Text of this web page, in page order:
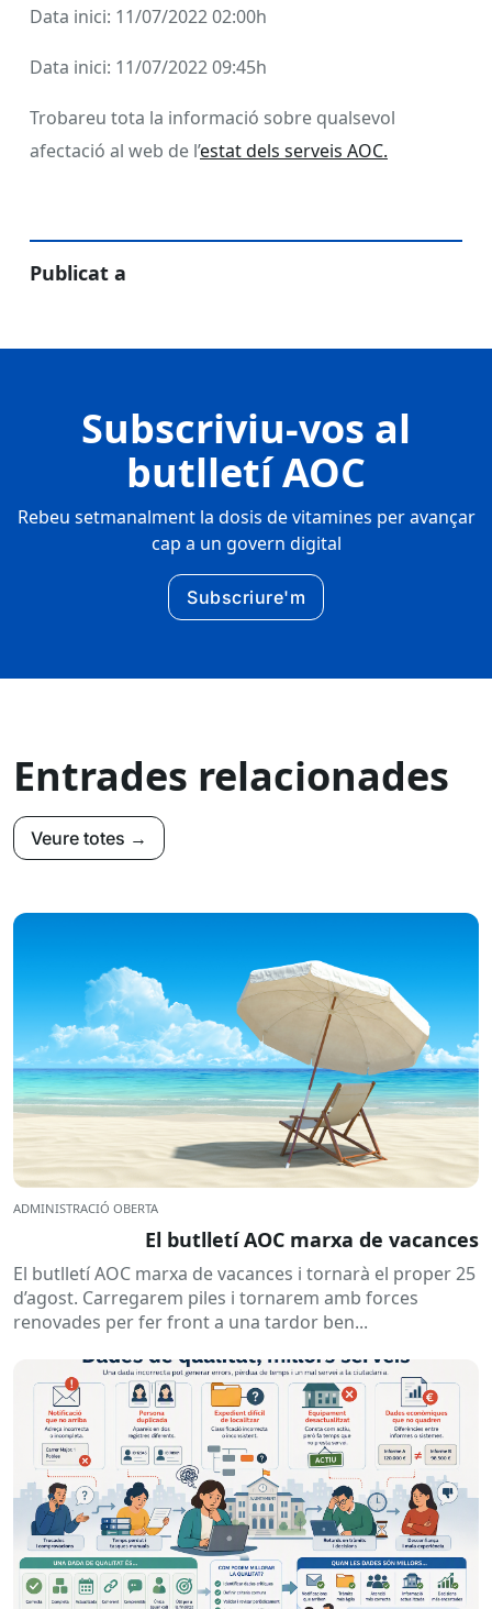
Data inici: 11/07/2022 02:00h
Data inici: 11/07/2022 09:45h
Trobareu tota la informació sobre qualsevol
afectació al web de l’estat dels serveis AOC.
Publicat a
Subscriviu-vos al
butlletí AOC
Rebeu setmanalment la dosis de vitamines per avançar
cap a un govern digital
Subscriure'm
Entrades relacionades
Veure totes →
ADMINISTRACIÓ OBERTA
El butlletí AOC marxa de vacances
El butlletí AOC marxa de vacances i tornarà el proper 25
d’agost. Carregarem piles i tornarem amb forces
renovades per fer front a una tardor ben...